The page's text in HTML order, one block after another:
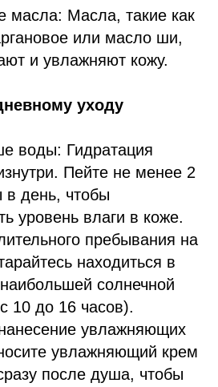
масла: Масла, такие как
или масло ши,
и увлажняют кожу.
уходу
воды: Гидратация
Пейте не менее 2
в день, чтобы
уровень влаги в коже.
пребывания на
находиться в
солнечной
10 до 16 часов).
увлажняющих
увлажняющий крем
после душа, чтобы